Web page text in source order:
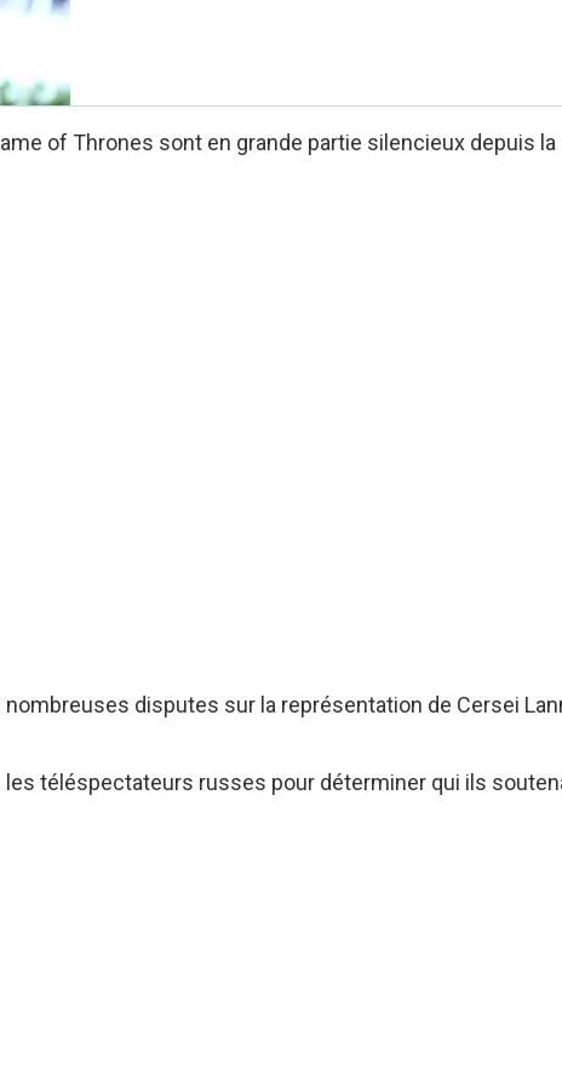
of Thrones sont en grande partie silencieux depuis
disputes sur la représentation de Cersei
téléspectateurs russes pour déterminer qui ils